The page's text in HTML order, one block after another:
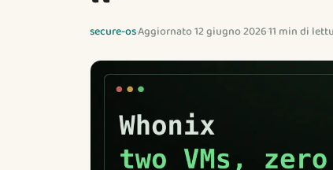
secure-os·Aggiornato 12 giugno 2026·11 min di